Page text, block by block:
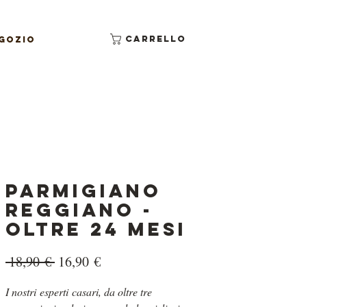
Carrello
Parmigiano
Reggiano -
OLTRE 24 MESI
18,90 € Prezzo
16,90 €Prezzo
I nostri esperti casari, da oltre tre